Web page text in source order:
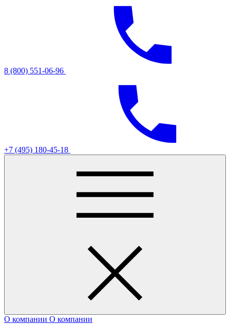
8 (800) 551-06-96
+7 (495) 180-45-18
О компании О компании